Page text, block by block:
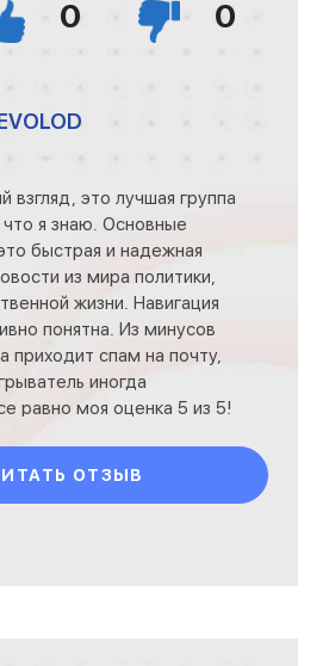
0 0
взгляд, это лучшая группа
что я знаю. Основные
быстрая и надежная
из мира политики,
жизни. Навигация
понятна. Из минусов
приходит спам на почту,
иногда
равно моя оценка 5 из 5!
ОТЗЫВ